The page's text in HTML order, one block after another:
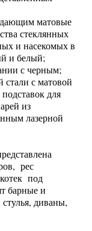
матовые
стеклянных
и насекомых в
и белый;
с черным;
с матовой
для
из
лазерной
рес
под
барные и
диваны,